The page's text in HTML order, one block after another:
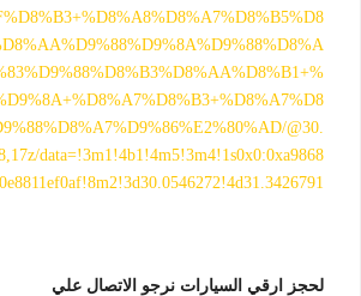
@30.
data=!3m1!4b1!4m5!3m4!1s0x0:0xa9868
0e8811ef0af!8m2!3d30.0546272!4d31.3426791
لحجز ارقي السيارات نرجو الاتصال علي